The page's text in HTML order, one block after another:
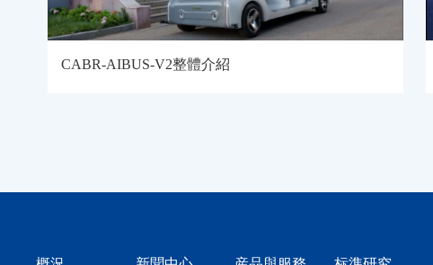
CABR-AIBUS-V2整體介紹